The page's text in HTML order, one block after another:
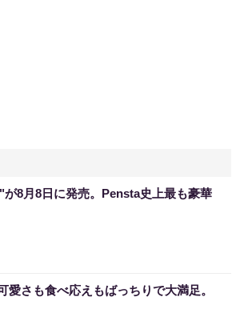
8月8日に発売。Pensta史上最も豪華
さも食べ応えもばっちりで大満足。